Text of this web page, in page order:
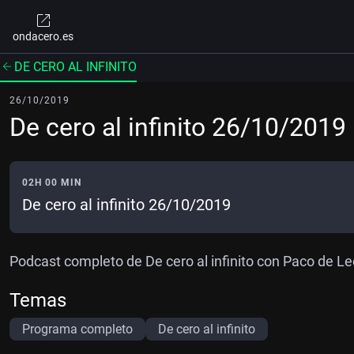
ondacero.es
DE CERO AL INFINITO
26/10/2019
De cero al infinito 26/10/2019
02H 00 MIN
De cero al infinito 26/10/2019
Podcast completo de De cero al infinito con Paco de
Temas
Programa completo De cero al infinito